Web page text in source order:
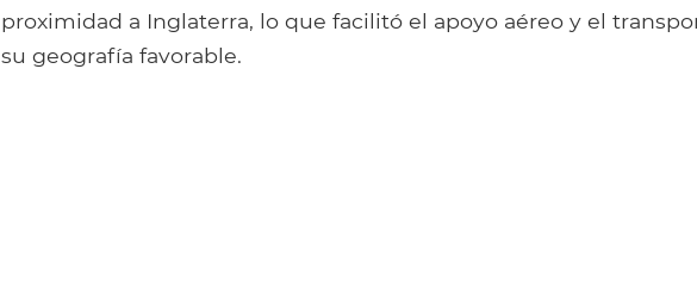
proximidad a Inglaterra, lo que facilitó el apoyo aéreo y el
su geografía favorable.